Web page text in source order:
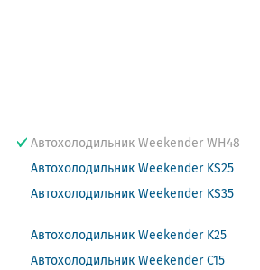
Автохолодильник Weekender WH48
Автохолодильник Weekender KS25
Автохолодильник Weekender KS35
Автохолодильник Weekender K25
Автохолодильник Weekender C15